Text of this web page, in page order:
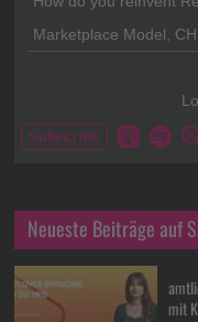
Neueste Beiträge auf
mit